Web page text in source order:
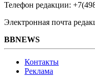
Телефон редакции:
Электронная почта
BBNEWS
Контакты
Реклама